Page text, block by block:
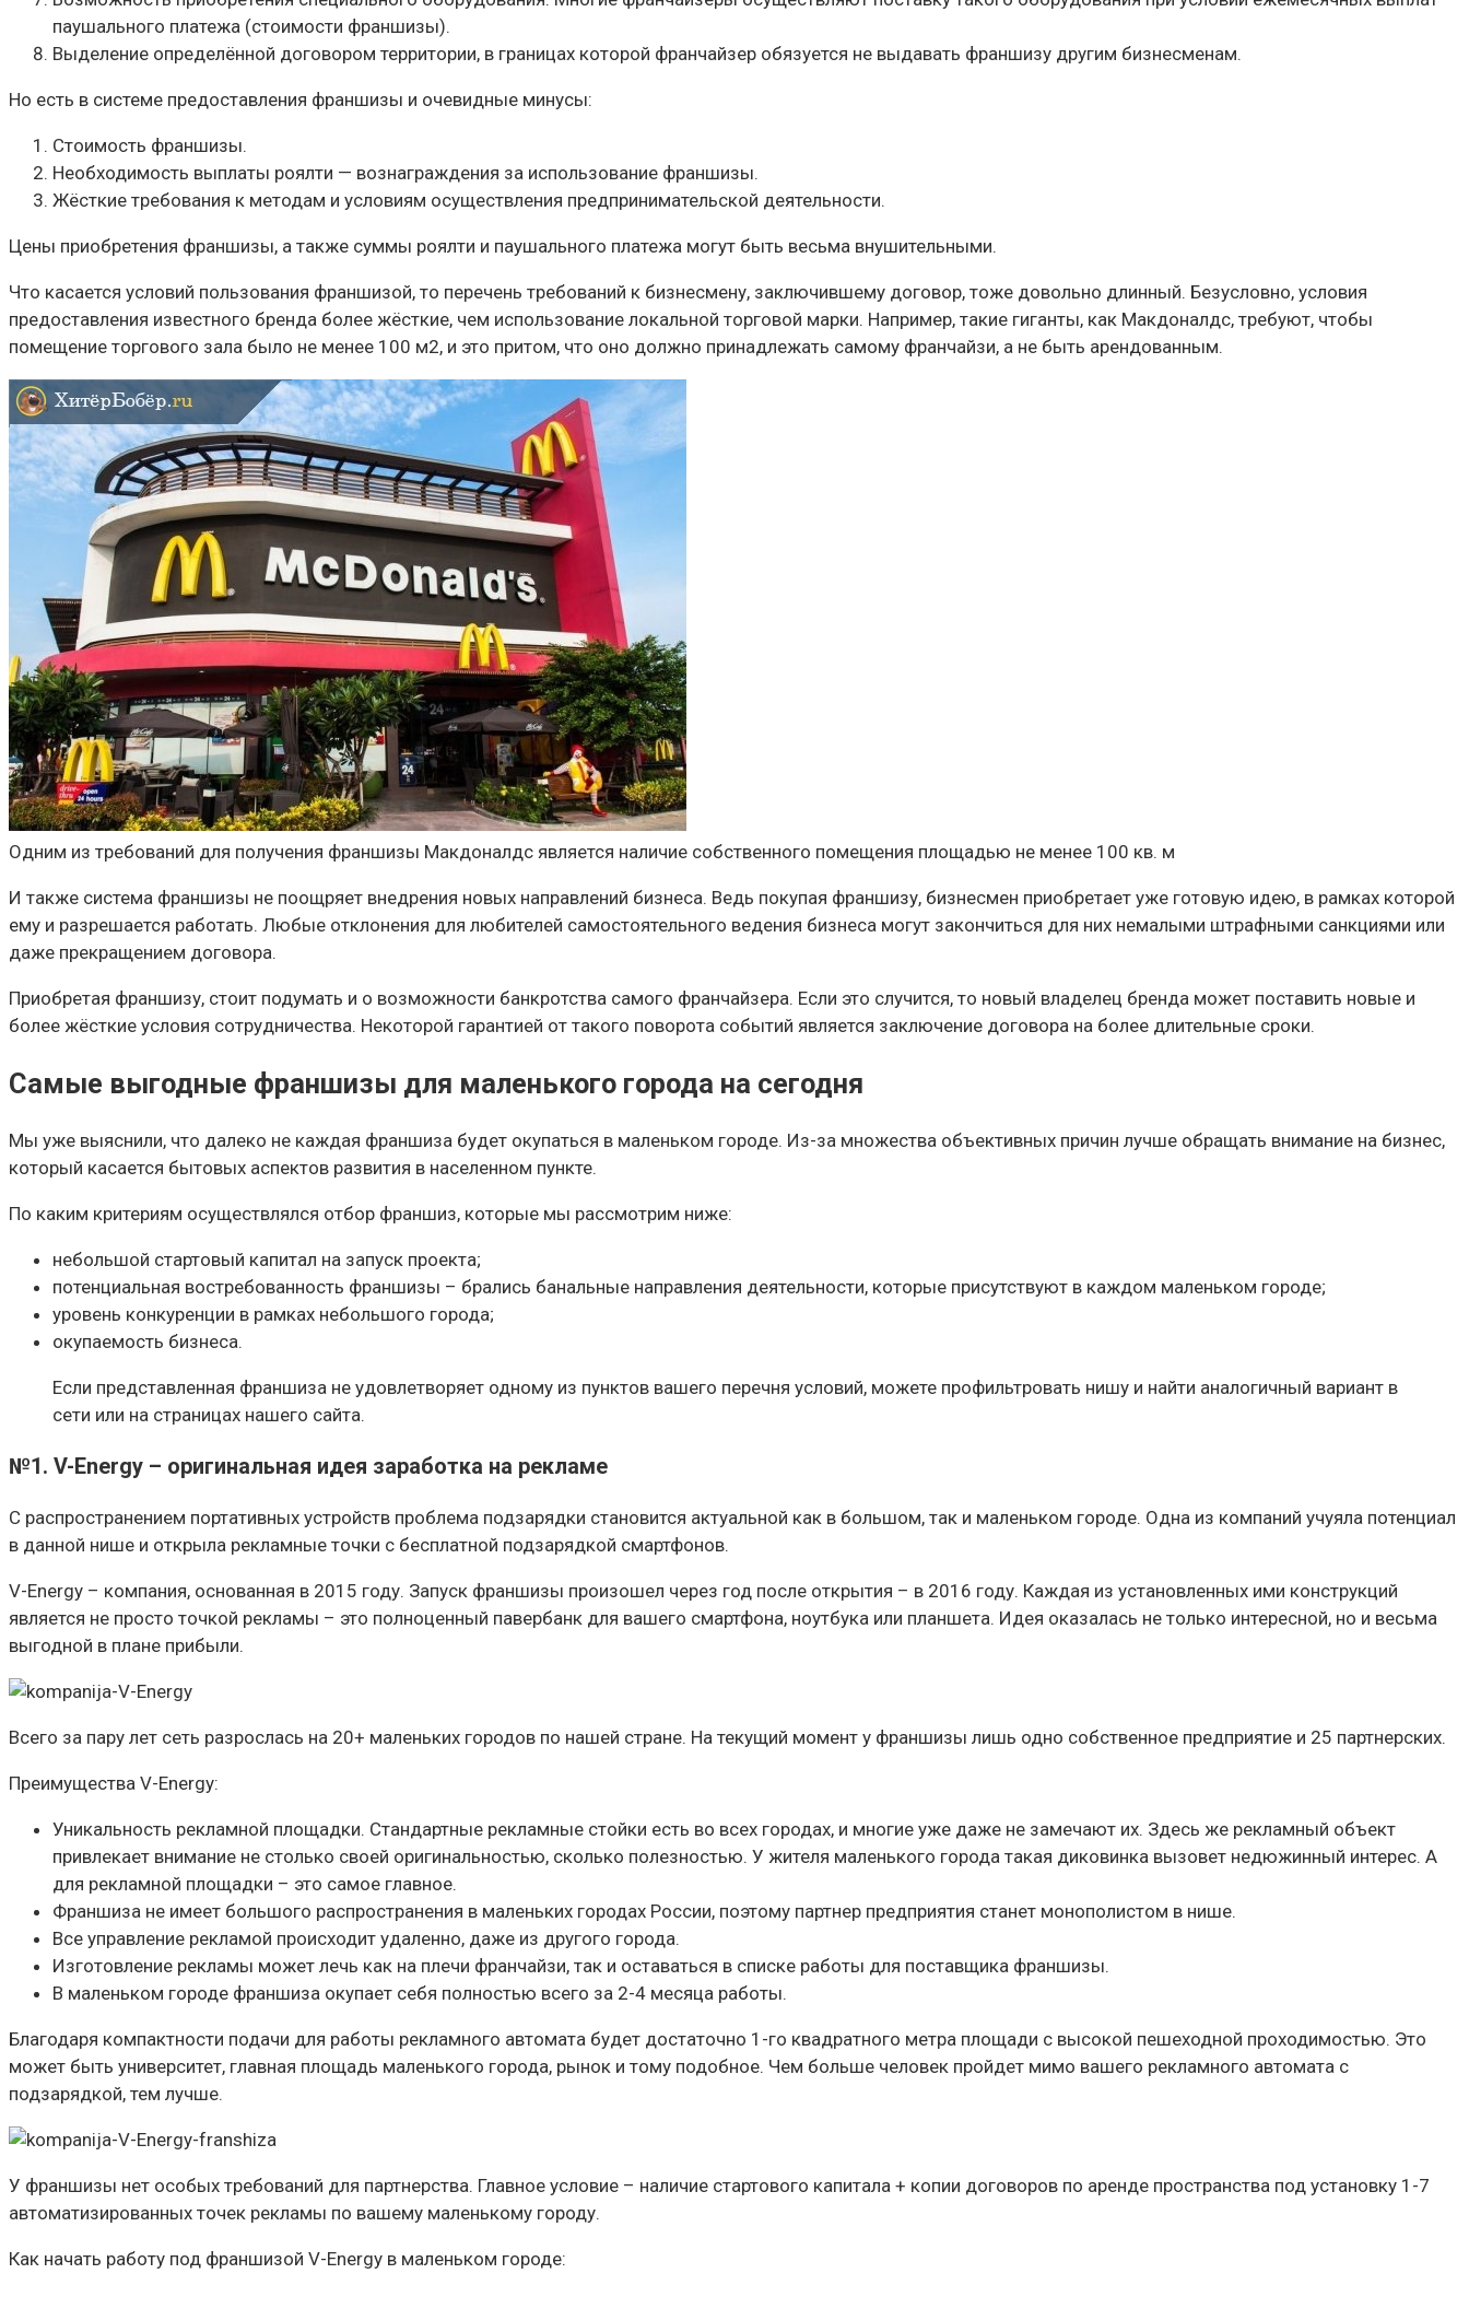
паушального платежа (стоимости франшизы).
Выделение определённой договором территории, в границах которой франчайзер обязуется не выдавать франшизу другим бизнесменам.
Но есть в системе предоставления франшизы и очевидные минусы:
Стоимость франшизы.
Необходимость выплаты роялти — вознаграждения за использование франшизы.
Жёсткие требования к методам и условиям осуществления предпринимательской деятельности.
Цены приобретения франшизы, а также суммы роялти и паушального платежа могут быть весьма внушительными.
Что касается условий пользования франшизой, то перечень требований к бизнесмену, заключившему договор, тоже довольно длинный. Безусловно, условия
предоставления известного бренда более жёсткие, чем использование локальной торговой марки. Например, такие гиганты, как Макдоналдс, требуют, чтобы
помещение торгового зала было не менее 100 м2, и это притом, что оно должно принадлежать самому франчайзи, а не быть арендованным.
Одним из требований для получения франшизы Макдоналдс является наличие собственного помещения площадью не менее 100 кв. м
И также система франшизы не поощряет внедрения новых направлений бизнеса. Ведь покупая франшизу, бизнесмен приобретает уже готовую идею, в рамках которой
ему и разрешается работать. Любые отклонения для любителей самостоятельного ведения бизнеса могут закончиться для них немалыми штрафными санкциями или
даже прекращением договора.
Приобретая франшизу, стоит подумать и о возможности банкротства самого франчайзера. Если это случится, то новый владелец бренда может поставить новые и
более жёсткие условия сотрудничества. Некоторой гарантией от такого поворота событий является заключение договора на более длительные сроки.
Самые выгодные франшизы для маленького города на сегодня
Мы уже выяснили, что далеко не каждая франшиза будет окупаться в маленьком городе. Из-за множества объективных причин лучше обращать внимание на бизнес,
который касается бытовых аспектов развития в населенном пункте.
По каким критериям осуществлялся отбор франшиз, которые мы рассмотрим ниже:
небольшой стартовый капитал на запуск проекта;
потенциальная востребованность франшизы – брались банальные направления деятельности, которые присутствуют в каждом маленьком городе;
уровень конкуренции в рамках небольшого города;
окупаемость бизнеса.
Если представленная франшиза не удовлетворяет одному из пунктов вашего перечня условий, можете профильтровать нишу и найти аналогичный вариант в
сети или на страницах нашего сайта.
№1. V-Energy – оригинальная идея заработка на рекламе
С распространением портативных устройств проблема подзарядки становится актуальной как в большом, так и маленьком городе. Одна из компаний учуяла потенциал
в данной нише и открыла рекламные точки с бесплатной подзарядкой смартфонов.
V-Energy – компания, основанная в 2015 году. Запуск франшизы произошел через год после открытия – в 2016 году. Каждая из установленных ими конструкций
является не просто точкой рекламы – это полноценный павербанк для вашего смартфона, ноутбука или планшета. Идея оказалась не только интересной, но и весьма
выгодной в плане прибыли.
Всего за пару лет сеть разрослась на 20+ маленьких городов по нашей стране. На текущий момент у франшизы лишь одно собственное предприятие и 25 партнерских.
Преимущества V-Energy:
Уникальность рекламной площадки. Стандартные рекламные стойки есть во всех городах, и многие уже даже не замечают их. Здесь же рекламный объект
привлекает внимание не столько своей оригинальностью, сколько полезностью. У жителя маленького города такая диковинка вызовет недюжинный интерес. А
для рекламной площадки – это самое главное.
Франшиза не имеет большого распространения в маленьких городах России, поэтому партнер предприятия станет монополистом в нише.
Все управление рекламой происходит удаленно, даже из другого города.
Изготовление рекламы может лечь как на плечи франчайзи, так и оставаться в списке работы для поставщика франшизы.
В маленьком городе франшиза окупает себя полностью всего за 2-4 месяца работы.
Благодаря компактности подачи для работы рекламного автомата будет достаточно 1-го квадратного метра площади с высокой пешеходной проходимостью. Это
может быть университет, главная площадь маленького города, рынок и тому подобное. Чем больше человек пройдет мимо вашего рекламного автомата с
подзарядкой, тем лучше.
У франшизы нет особых требований для партнерства. Главное условие – наличие стартового капитала + копии договоров по аренде пространства под установку 1-7
автоматизированных точек рекламы по вашему маленькому городу.
Как начать работу под франшизой V-Energy в маленьком городе: